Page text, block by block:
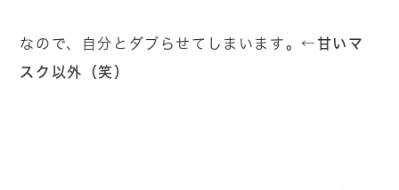
なので、自分とダブらせてしまいます。←甘いマ
スク以外（笑）